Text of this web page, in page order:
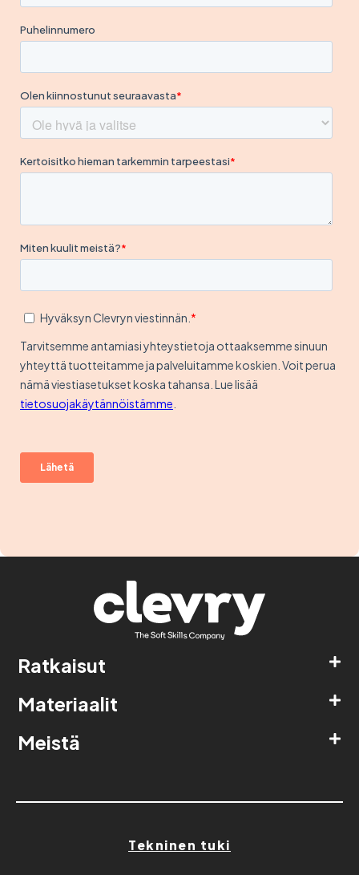
Ratkaisut
Materiaalit
Meistä
Tekninen tuki